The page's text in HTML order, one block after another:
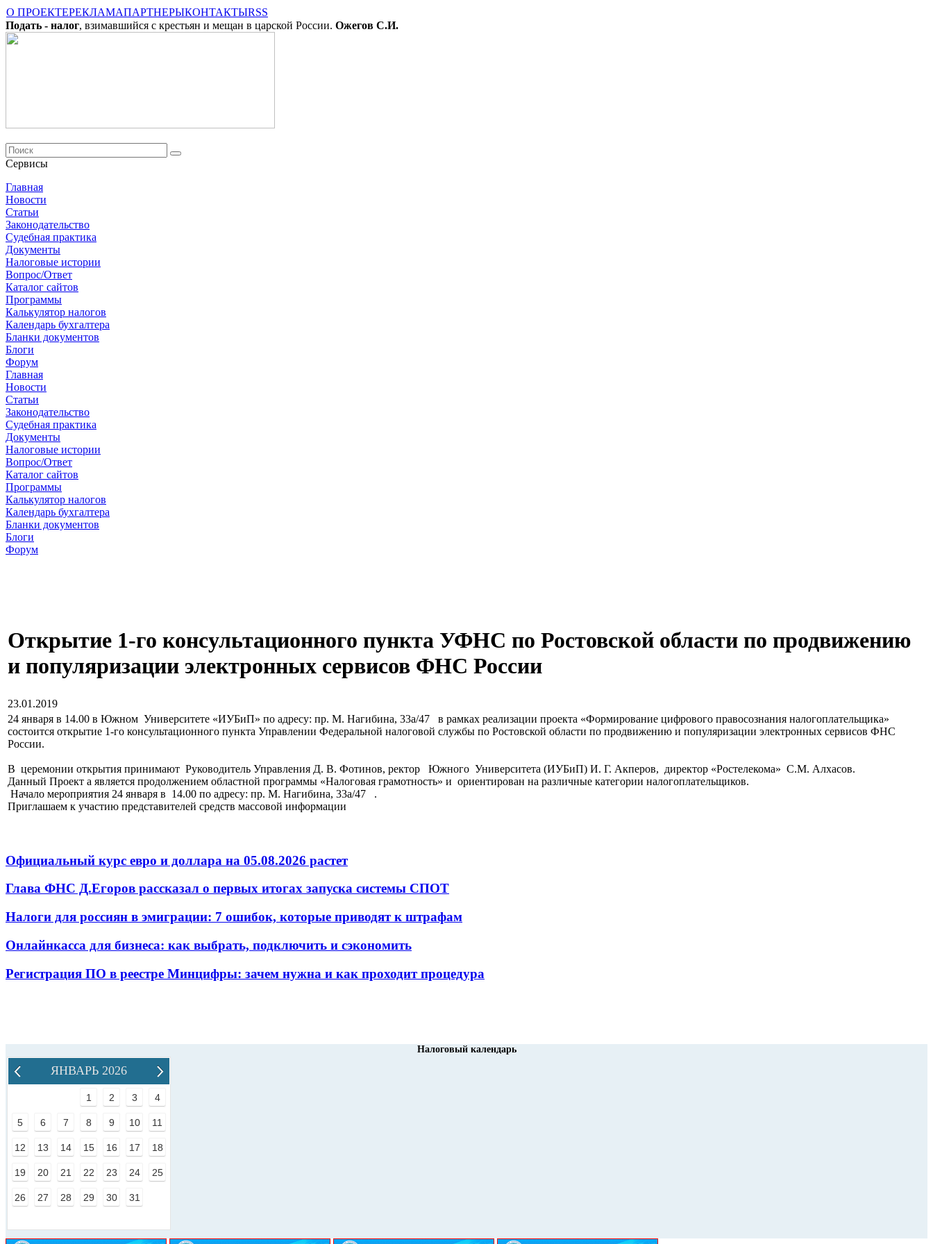
О ПРОЕКТЕРЕКЛАМАПАРТНЕРЫКОНТАКТЫRSS
Подать - налог, взимавшийся с крестьян и мещан в царской России. Ожегов С.И.
Сервисы
Главная
Новости
Cтатьи
Законодательство
Судебная практика
Документы
Налоговые истории
Вопрос/Ответ
Каталог сайтов
Программы
Калькулятор налогов
Календарь бухгалтера
Бланки документов
Блоги
Форум
Главная
Новости
Cтатьи
Законодательство
Судебная практика
Документы
Налоговые истории
Вопрос/Ответ
Каталог сайтов
Программы
Калькулятор налогов
Календарь бухгалтера
Бланки документов
Блоги
Форум
Открытие 1-го консультационного пункта УФНС по Ростовской области по продвижению
и популяризации электронных сервисов ФНС России
23.01.2019
24 января в 14.00 в Южном Университете «ИУБиП» по адресу: пр. М. Нагибина, 33а/47 в рамках реализации проекта «Формирование цифрового правосознания налогоплательщика»
состоится открытие 1-го консультационного пункта Управлении Федеральной налоговой службы по Ростовской области по продвижению и популяризации электронных сервисов ФНС
России.
В церемонии открытия принимают Руководитель Управления Д. В. Фотинов, ректор Южного Университета (ИУБиП) И. Г. Акперов, директор «Ростелекома» С.М. Алхасов.
Данный Проект а является продолжением областной программы «Налоговая грамотность» и ориентирован на различные категории налогоплательщиков.
Начало мероприятия 24 января в 14.00 по адресу: пр. М. Нагибина, 33а/47 .
Приглашаем к участию представителей средств массовой информации
Официальный курс евро и доллара на 05.08.2026 растет
Глава ФНС Д.Егоров рассказал о первых итогах запуска системы СПОТ
Налоги для россиян в эмиграции: 7 ошибок, которые приводят к штрафам
Онлайнкасса для бизнеса: как выбрать, подключить и сэкономить
Регистрация ПО в реестре Минцифры: зачем нужна и как проходит процедура
Налоговый календарь
ЯНВАРЬ 2026
1 2 3 4
5 6 7 8 9 10 11
12 13 14 15 16 17 18
19 20 21 22 23 24 25
26 27 28 29 30 31